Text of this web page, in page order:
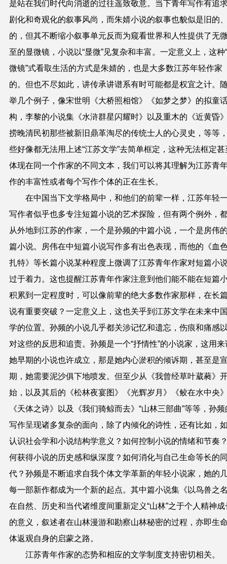
是站在我们时代向消逝的过往遥致敬意。当下青年写作有追
剧化和奇观化的叙事风尚，而朱婧小说的叙事也貌似是旧的
的，但其不断缩小叙事单元反而为窥看世界和人性提供了无
至的显微镜，小说以“显微”见复杂和丰富。一定意义上，这种
微镜”式看取生活的方式是朱婧的，也是大多数江苏年轻作家
的。但也不尽如此，讲传承讲谱系有时可能都是权宜之计。
举几个例子，像宋世明《大桥照相馆》《如梦之梦》的拟童
构，李黎的小说集《水浒群星闪耀时》以及重木的《近黄昏
捞晚清民初那些被新旧鼎革淘尽的传统士人的心灵史，等等
些好像都无法用上述“江苏文学”去简单框定，这种无法框定甚
体现在同一个作家的不同文本，我们可以将其理解为江苏青
作的丰富性或者每个写作个体的正在生长。
在中国当下文学格局中，和他们的前辈一样，江苏年轻
写作者似乎也多专注短篇小说的艺术探险，但有两个例外，
从外地到江苏的作家，一个是孙频的中篇小说，一个是房伟
篇小说。房伟在中短篇小说写作多有出色表现，而他的《血
扎特》等长篇小说某种程度上微调了江苏青年作家对短篇小
过于着力。这也提醒江苏青年作家注意到他们能不能在短篇
积累到一定程度时，可以像前辈的绝大多数作家那样，在长
说有重要突破？一定意义上，这也关乎到江苏文学在未来中
学的位置。孙频的小说几乎都关涉记忆和遗忘，伤痕和痛感
对这些的反思和追责。孙频是一个“抒情性”的小说家，这用来
她早期的小说也许成立，那是她内心淤积的倾诉期，甚至是
期，她需要泥沙俱下地喷发。但至少从《我曾经草叶葳蕤》
始，以及其后的《松林夜宴图》《光辉岁月》《鲛在水中央
《天体之诗》以及《我们骑鲸而去》“山林三部曲”等等，孙频
写作呈现诸多复杂的面向，除了内倾化的诗性，还有比如，
认识社会学和小说结构学意义？如何控制小说的情绪和节奏
何获得小说的历史感和纵深度？如何消化与自己生命等长的
代？孙频是不断追求自我个体文学革新的年轻小说家，她的
每一部新作都成为一个新的起点。其中篇小说集《以鸟兽之
在自然、历史和当代诸维度间重新定义“山林”之于个人精神成
的意义，叙述者在山林漫游和勘察山林秘密的过程，亦即生
体返观自身的启蒙之路。
江苏青年作家的态势和相应的文学制度支持密切相关。